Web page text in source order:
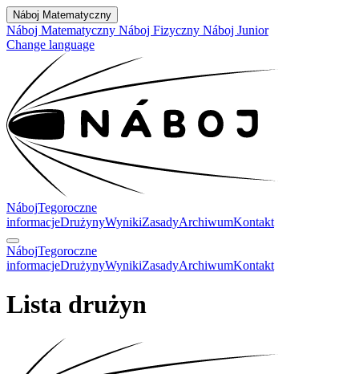
Náboj Matematyczny
Náboj Matematyczny Náboj Fizyczny Náboj Junior
Change language
NábojTegoroczne
informacjeDrużynyWynikiZasadyArchiwumKontakt
NábojTegoroczne
informacjeDrużynyWynikiZasadyArchiwumKontakt
Lista drużyn